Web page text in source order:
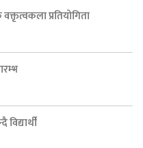
प्रतियोगिता